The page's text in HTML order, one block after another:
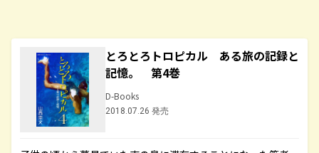
とろとろトロピカル ある旅の記録と
記憶。 第4巻
D-Books
2018.07.26 発売